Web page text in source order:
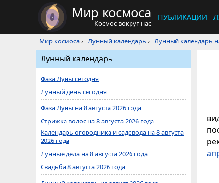
Мир космоса
Космос вокруг нас
ПУБЛИКАЦИИ
Мир космоса› Лунный календарь › Лунный календарь
Лунный календарь
Фаза Луны сегодня
Лунный день сегодня
Фаза Луны на 8 августа 2026 года
Стрижка волос на 8 августа 2026 года
Календарь огородника и садовода на 8 августа
2026 года
Лунные дела на 8 августа 2026 года
Свадьба 8 августа 2026 года